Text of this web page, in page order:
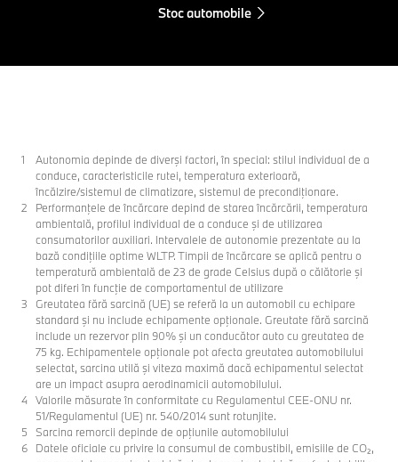
Stoc automobile
Autonomia depinde de diverşi factori, în special: stilul individual de a
conduce, caracteristicile rutei, temperatura exterioară,
încălzire/sistemul de climatizare, sistemul de precondiţionare.
Performanţele de încărcare depind de starea încărcării, temperatura
ambientală, profilul individual de a conduce şi de utilizarea
consumatorilor auxiliari. Intervalele de autonomie prezentate au la
bază condiţiile optime WLTP. Timpii de încărcare se aplică pentru o
temperatură ambientală de 23 de grade Celsius după o călătorie şi
pot diferi în funcţie de comportamentul de utilizare
Greutatea fără sarcină (UE) se referă la un automobil cu echipare
standard şi nu include echipamente opţionale. Greutate fără sarcină
include un rezervor plin 90% şi un conducător auto cu greutatea de
75 kg. Echipamentele opţionale pot afecta greutatea automobilului
selectat, sarcina utilă şi viteza maximă dacă echipamentul selectat
are un impact asupra aerodinamicii automobilului.
Valorile măsurate în conformitate cu Regulamentul CEE-ONU nr.
51/Regulamentul (UE) nr. 540/2014 sunt rotunjite.
Sarcina remorcii depinde de opţiunile automobilului
Datele oficiale cu privire la consumul de combustibil, emisiile de CO₂,